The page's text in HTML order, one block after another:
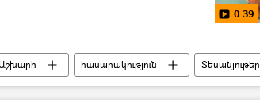
0:39
Աշխարհ հասարակություն Տեսանյութեր